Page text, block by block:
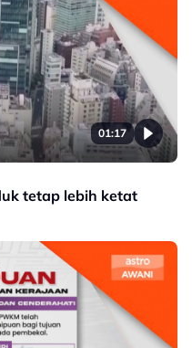
01:17
tetap lebih ketat